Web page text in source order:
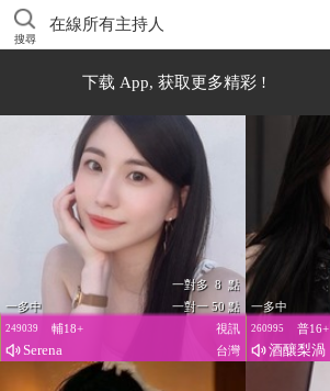
搜尋
在線所有主持人
下载 App, 获取更多精彩 !
一多中
一對多 8 點
一對一 50 點
輔18+
視訊
249039
Serena 台灣
一多中
普16+
260995
酒釀梨渦